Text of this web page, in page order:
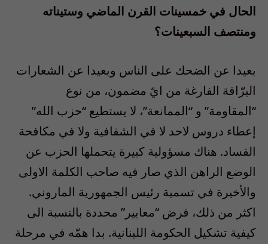
الحال في خمسينات القرن الماضي وستيناته
ومنتصف السبعينات؟
بعيدا عن الضحك على الناس وبعيدا عن الشعارات
البرّاقة الفارغة من ايّ مضمون، من نوع
“المقاومة” و “الممانعة”، لا يستطيع “حزب الله”
إعطاء دروس لاحد لا في الشفافية ولا في مكافحة
الفساد. هناك مسؤولية كبيرة يتحملها الحزب عن
الوضع الراهن الذي صار فيه صاحب الكلمة الاولى
والأخيرة في تسمية رئيس الجمهورية الماروني.
اكثر من ذلك، فرض “معايير” محددة بالنسبة الى
كيفية تشكيل الحكومة اللبنانية. بدا همّه في مرحلة